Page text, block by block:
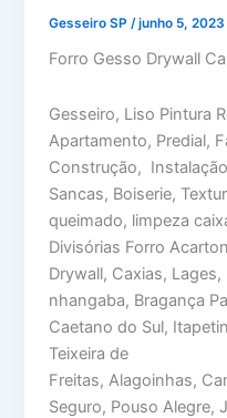
Gesseiro SP /junho 5, 2023
Forro Gesso Drywall
Gesseiro, Liso Pintura
Apartamento, Predial,
Construção,
Sancas, Boiserie,
queimado, limpeza
Divisórias Forro
Drywall, Caxias,
nhangaba, Bragança
Caetano do Sul,
Teixeira de
Freitas, Alagoinhas,
Seguro, Pouso Alegre,